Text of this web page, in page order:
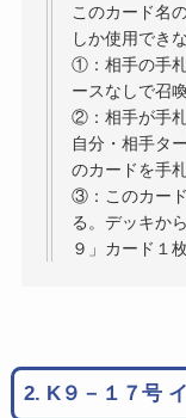
このカード名
しか使用できな
①：相手の手
ースなしで召
②：相手が手
自分・相手タ
のカードを手
③：このカー
る。デッキか
９」カード１
2. K９－１７号